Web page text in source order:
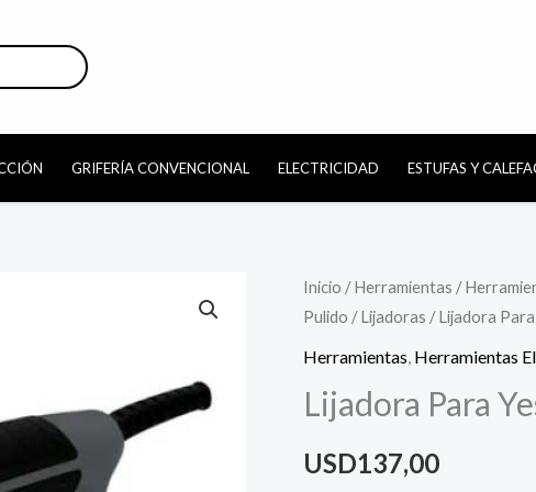
GRIFERÍA CONVENCIONAL ELECTRICIDAD ESTUFAS Y
Inicio /Herramientas /
Pulido /Lijadoras / Lijadora
Herramientas Herramientas
Lijadora Para
USD137,00